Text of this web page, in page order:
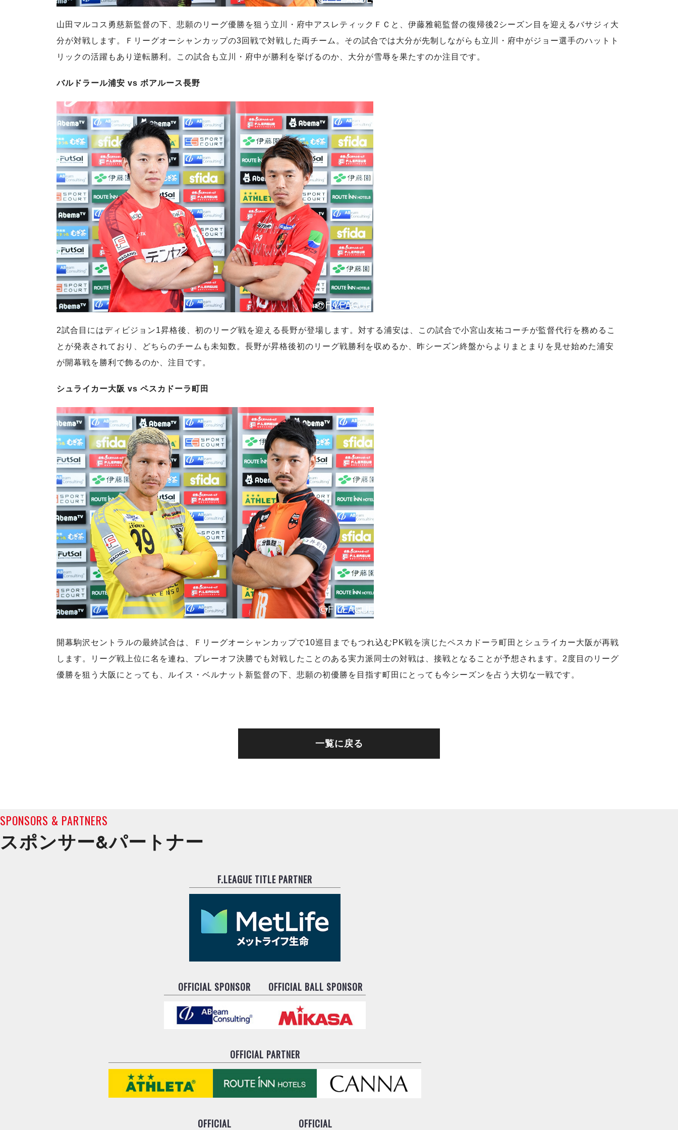
山田マルコス勇慈新監督の下、悲願のリーグ優勝を狙う立川・府中アスレティックＦＣと、伊藤雅範監督の復帰後2シーズン目を迎えるバサジィ大
分が対戦します。Ｆリーグオーシャンカップの3回戦で対戦した両チーム。その試合では大分が先制しながらも立川・府中がジョー選手のハットト
リックの活躍もあり逆転勝利。この試合も立川・府中が勝利を挙げるのか、大分が雪辱を果たすのか注目です。
バルドラール浦安 vs ボアルース長野
2試合目にはディビジョン1昇格後、初のリーグ戦を迎える長野が登場します。対する浦安は、この試合で小宮山友祐コーチが監督代行を務めるこ
とが発表されており、どちらのチームも未知数。長野が昇格後初のリーグ戦勝利を収めるか、昨シーズン終盤からよりまとまりを見せ始めた浦安
が開幕戦を勝利で飾るのか、注目です。
シュライカー大阪 vs ペスカドーラ町田
開幕駒沢セントラルの最終試合は、Ｆリーグオーシャンカップで10巡目までもつれ込むPK戦を演じたペスカドーラ町田とシュライカー大阪が再戦
します。リーグ戦上位に名を連ね、プレーオフ決勝でも対戦したことのある実力派同士の対戦は、接戦となることが予想されます。2度目のリーグ
優勝を狙う大阪にとっても、ルイス・ベルナット新監督の下、悲願の初優勝を目指す町田にとっても今シーズンを占う大切な一戦です。
一覧に戻る
SPONSORS & PARTNERS
スポンサー&パートナー
F.LEAGUE TITLE PARTNER
OFFICIAL SPONSOR OFFICIAL BALL SPONSOR
OFFICIAL PARTNER
OFFICIAL OFFICIAL